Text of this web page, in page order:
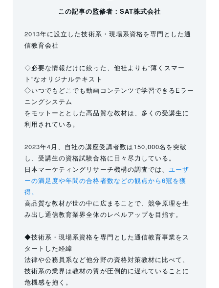
この記事の監修者：SAT株式会社
2013年に設立した技術系・現場系資格を専門とした通
信教育会社
◇必要な情報だけに絞った、他社よりも“薄くスマー
ト”なオリジナルテキスト
◇いつでもどこでも動画コンテンツで学習できるEラー
ニングシステム
をモットーととした高品質な教材は、多くの受講生に
利用されている。
2023年4月、自社の講座受講者数は150,000名を突破
し、受講生の資格試験合格に日々尽力している。
日本マーケティングリサーチ機構の調査では、 ユーザ
ーの満足度や年間の合格者数などの観点から6冠を獲
得。
高品質な教材が世の中に広まることで、競争原理を生
み出し通信教育業界全体のレベルアップを目指す。
◆技術系・現場系資格を専門とした通信教育事業をス
タートした経緯
法律や公務員系など他分野の資格対策教材に比べて、
技術系の業界は教材の質が圧倒的に遅れていることに
危機感を抱く。